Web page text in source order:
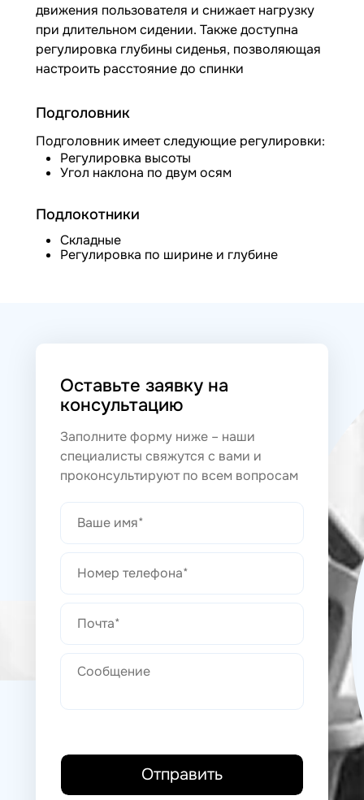
движения пользователя и снижает нагрузку
при длительном сидении. Также доступна
регулировка глубины сиденья, позволяющая
настроить расстояние до спинки
Подголовник
Подголовник имеет следующие регулировки:
Регулировка высоты
Угол наклона по двум осям
Подлокотники
Складные
Регулировка по ширине и глубине
Оставьте заявку на
консультацию
Заполните форму ниже – наши
специалисты свяжутся с вами и
проконсультируют по всем вопросам
Отправить